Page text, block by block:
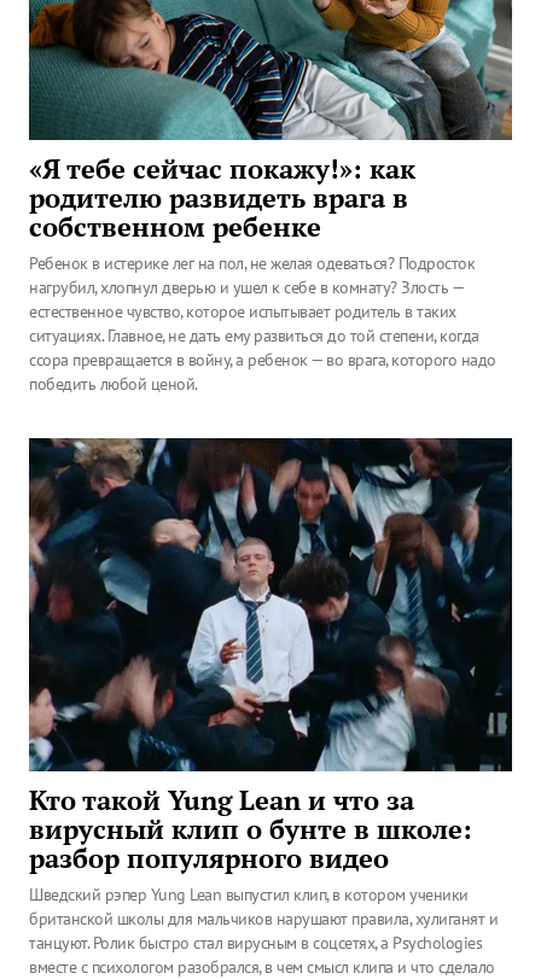
«Я тебе сейчас покажу!»: как
родителю развидеть врага в
собственном ребенке
Ребенок в истерике лег на пол, не желая одеваться? Подросток
нагрубил, хлопнул дверью и ушел к себе в комнату? Злость —
естественное чувство, которое испытывает родитель в таких
ситуациях. Главное, не дать ему развиться до той степени, когда
ссора превращается в войну, а ребенок — во врага, которого надо
победить любой ценой.
Кто такой Yung Lean и что за
вирусный клип о бунте в школе:
разбор популярного видео
Шведский рэпер Yung Lean выпустил клип, в котором ученики
британской школы для мальчиков нарушают правила, хулиганят и
танцуют. Ролик быстро стал вирусным в соцсетях, а Psychologies
вместе с психологом разобрался, в чем смысл клипа и что сделало